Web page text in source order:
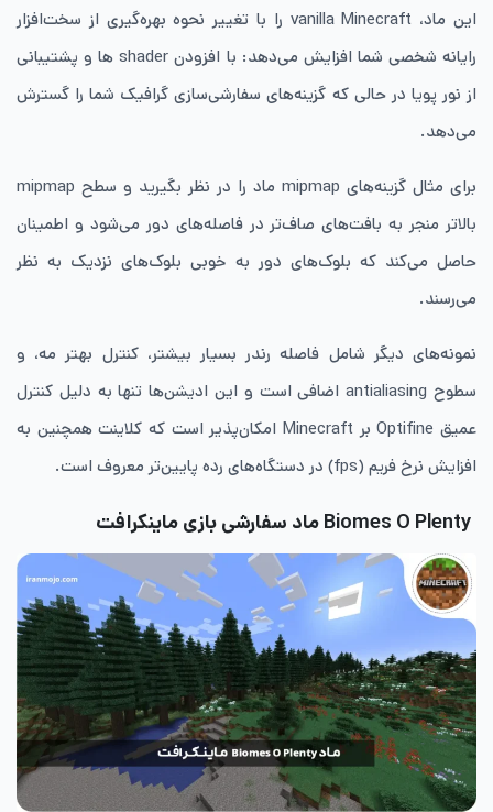
این ماد، vanilla Minecraft را با تغییر نحوه بهره‌گیری از سخت‌افزار
رایانه شخصی شما افزایش می‌دهد: با افزودن shader ‌ها و پشتیبانی
از نور پویا در حالی که گزینه‌های سفارشی‌سازی گرافیک شما را گسترش
می‌دهد.
برای مثال گزینه‌های mipmap ماد را در نظر بگیرید و سطح mipmap
بالاتر منجر به بافت‌های صاف‌تر در فاصله‌های دور می‌شود و اطمینان
حاصل می‌کند که بلوک‌های دور به خوبی بلوک‌های نزدیک به نظر
می‌رسند.
نمونه‌های دیگر شامل فاصله رندر بسیار بیشتر، کنترل بهتر مه، و
سطوح antialiasing اضافی است و این ادیشن‌ها تنها به دلیل کنترل
عمیق Optifine بر Minecraft امکان‌پذیر است که کلاینت همچنین به
افزایش نرخ فریم (fps) در دستگاه‌های رده پایین‌تر معروف است.
Biomes O Plenty ماد سفارشی بازی ماینکرافت